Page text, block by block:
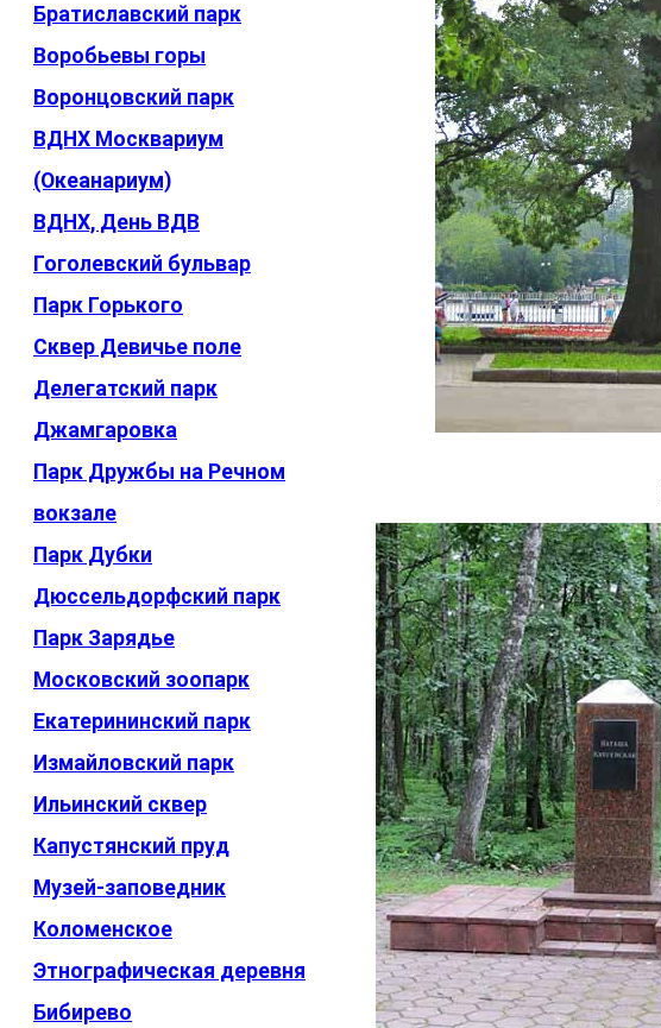
Братиславский парк
Воробьевы горы
Воронцовский парк
ВДНХ Москвариум
(Океанариум)
ВДНХ, День ВДВ
Гоголевский бульвар
Парк Горького
Сквер Девичье поле
Делегатский парк
Джамгаровка
Парк Дружбы на Речном
вокзале
Парк Дубки
Дюссельдорфский парк
Парк Зарядье
Московский зоопарк
Екатерининский парк
Измайловский парк
Ильинский сквер
Капустянский пруд
Музей-заповедник
Коломенское
Этнографическая деревня
Бибирево